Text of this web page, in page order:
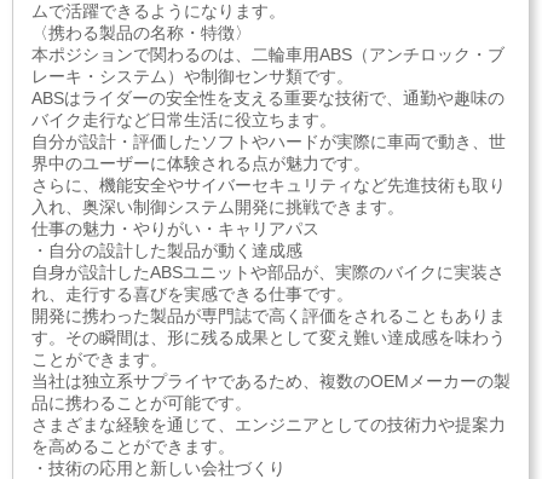
ムで活躍できるようになります。
〈携わる製品の名称・特徴〉
本ポジションで関わるのは、二輪車用ABS（アンチロック・ブ
レーキ・システム）や制御センサ類です。
ABSはライダーの安全性を支える重要な技術で、通勤や趣味の
バイク走行など日常生活に役立ちます。
自分が設計・評価したソフトやハードが実際に車両で動き、世
界中のユーザーに体験される点が魅力です。
さらに、機能安全やサイバーセキュリティなど先進技術も取り
入れ、奥深い制御システム開発に挑戦できます。
仕事の魅力・やりがい・キャリアパス
・自分の設計した製品が動く達成感
自身が設計したABSユニットや部品が、実際のバイクに実装さ
れ、走行する喜びを実感できる仕事です。
開発に携わった製品が専門誌で高く評価をされることもありま
す。その瞬間は、形に残る成果として変え難い達成感を味わう
ことができます。
当社は独立系サプライヤであるため、複数のOEMメーカーの製
品に携わることが可能です。
さまざまな経験を通じて、エンジニアとしての技術力や提案力
を高めることができます。
・技術の応用と新しい会社づくり